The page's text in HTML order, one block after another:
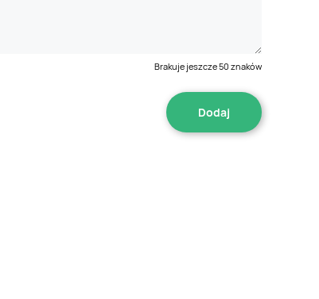
Brakuje jeszcze50 znaków